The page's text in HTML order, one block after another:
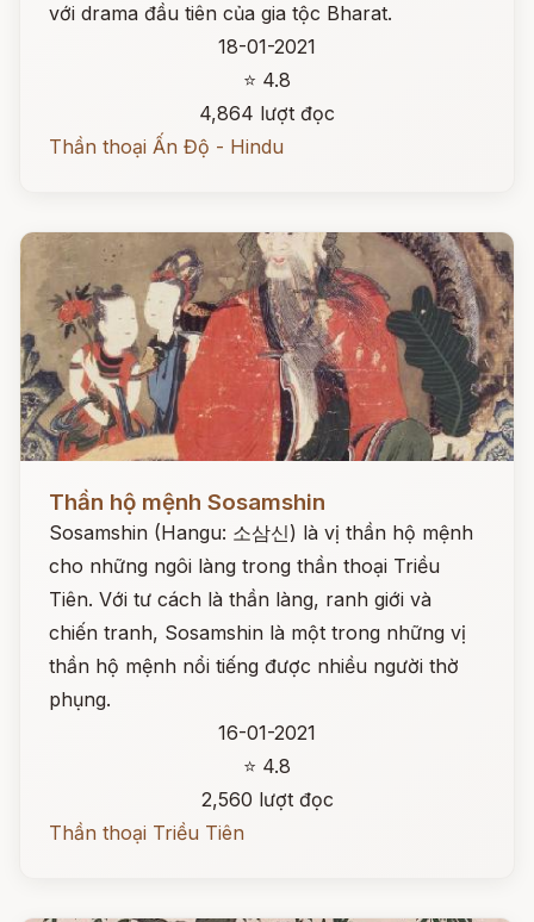
với drama đầu tiên của gia tộc Bharat.
18-01-2021
⭐ 4.8
4,864 lượt đọc
Thần thoại Ấn Độ - Hindu
Đọc ngay
Thần hộ mệnh Sosamshin
Sosamshin (Hangu: 소삼신) là vị thần hộ mệnh
cho những ngôi làng trong thần thoại Triều
Tiên. Với tư cách là thần làng, ranh giới và
chiến tranh, Sosamshin là một trong những vị
thần hộ mệnh nổi tiếng được nhiều người thờ
phụng.
16-01-2021
⭐ 4.8
2,560 lượt đọc
Thần thoại Triều Tiên